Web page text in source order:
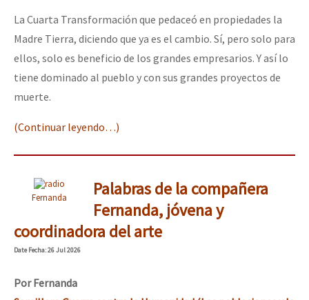
La Cuarta Transformación que pedaceó en propiedades la
Madre Tierra, diciendo que ya es el cambio. Sí, pero solo para
ellos, solo es beneficio de los grandes empresarios. Y así lo
tiene dominado al pueblo y con sus grandes proyectos de
muerte.
(Continuar leyendo…)
Fernanda
Palabras de la compañera
Fernanda, jóvena y
coordinadora del arte
DateFecha: 26 Jul 2026
Por Fernanda